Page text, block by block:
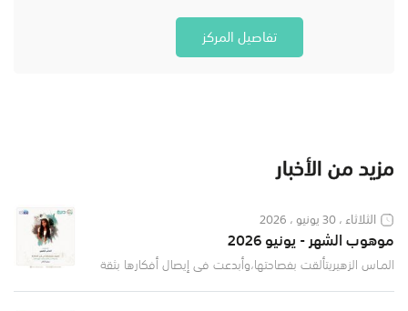
تفاصيل المركز
مزيد من الأخبار
الثلاثاء ، 30 يونيو ، 2026
موهوب الشهر - يونيو 2026
المـاس الزهيريتألقت بفصاحتها،وأبدعت في إيصال أفكارها بثقة